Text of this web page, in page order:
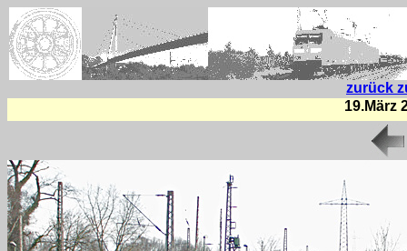
zurück
19.März